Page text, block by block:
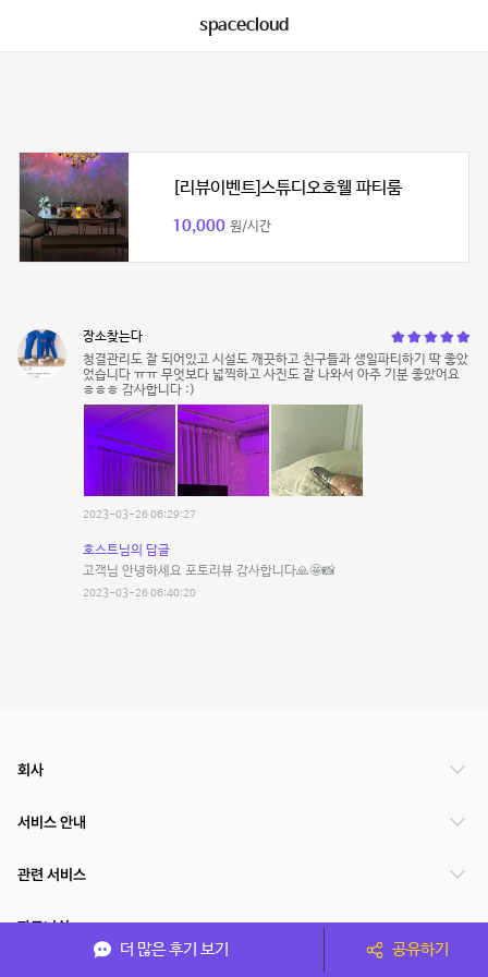
spacecloud
[리뷰이벤트]스튜디오호웰 파티룸
10,000 원/시간
장소찾는다
청결관리도 잘 되어있고 시설도 깨끗하고 친구들과 생일파티하기 딱 좋았
었습니다 ㅠㅠ 무엇보다 넓찍하고 사진도 잘 나와서 아주 기분 좋았어요
ㅎㅎㅎ 감사합니다 :)
2023-03-26 06:29:27
호스트님의 답글
고객님 안녕하세요 포토리뷰 감사합니다🙏🤩📸
2023-03-26 06:40:20
더 많은 후기 보기 공유하기
회사
서비스 안내
관련 서비스
파트너쉽